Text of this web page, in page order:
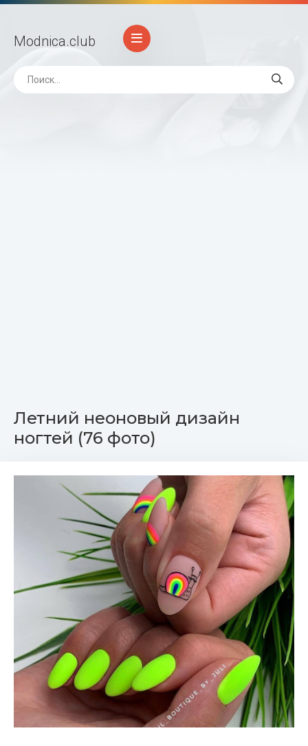
Modnica.club
Летний неоновый дизайн
ногтей (76 фото)